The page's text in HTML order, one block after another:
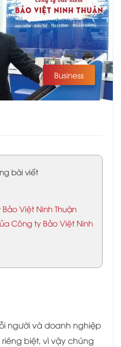
Business
bài viết
Việt Ninh Thuận
Công ty Bảo Việt Ninh
người và doanh nghiệp
biệt, vì vậy chúng